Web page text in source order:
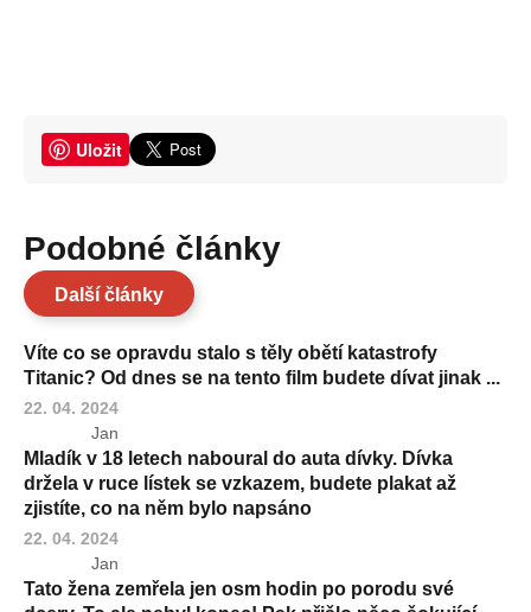
Uložit
Podobné články
Další články
Víte co se opravdu stalo s těly obětí katastrofy
Titanic? Od dnes se na tento film budete dívat jinak ...
22. 04. 2024
Jan
Mladík v 18 letech naboural do auta dívky. Dívka
držela v ruce lístek se vzkazem, budete plakat až
zjistíte, co na něm bylo napsáno
22. 04. 2024
Jan
Tato žena zemřela jen osm hodin po porodu své